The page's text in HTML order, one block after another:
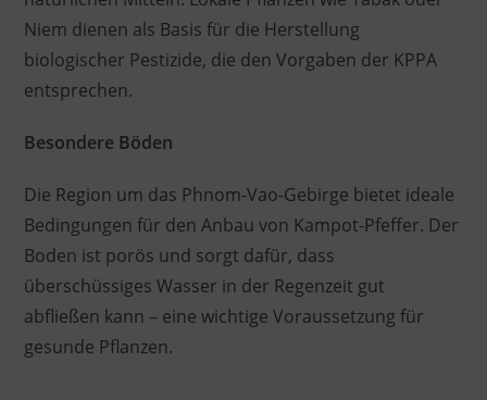
Niem dienen als Basis für die Herstellung
biologischer Pestizide, die den Vorgaben der KPPA
entsprechen.
Besondere Böden
Die Region um das Phnom-Vao-Gebirge bietet ideale
Bedingungen für den Anbau von Kampot-Pfeffer. Der
Boden ist porös und sorgt dafür, dass
überschüssiges Wasser in der Regenzeit gut
abfließen kann – eine wichtige Voraussetzung für
gesunde Pflanzen.